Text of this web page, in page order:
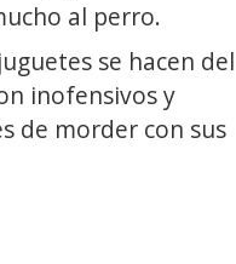
al perro.
se hacen del
inofensivos y
de morder con sus